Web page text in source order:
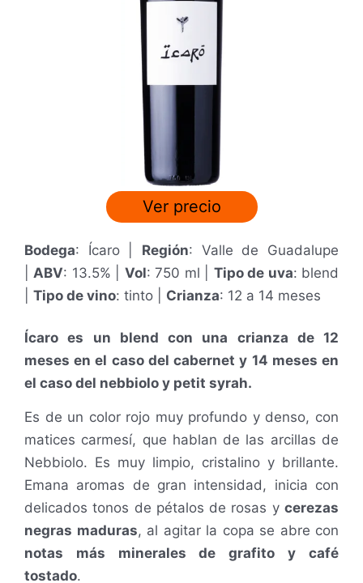
Ver precio
Bodega: Ícaro | Región: Valle de Guadalupe
|ABV: 13.5% | Vol: 750 ml | Tipo de uva: blend
Tipo de vino: tinto | Crianza: 12 a 14 meses
Ícaro es un blend con una crianza de 12
meses en el caso del cabernet y 14 meses en
el caso del nebbiolo y petit syrah.
Es de un color rojo muy profundo y denso, con
matices carmesí, que hablan de las arcillas de
Nebbiolo. Es muy limpio, cristalino y brillante.
Emana aromas de gran intensidad, inicia con
delicados tonos de pétalos de rosas y cerezas
negras maduras, al agitar la copa se abre con
notas más minerales de grafito y café
tostado.